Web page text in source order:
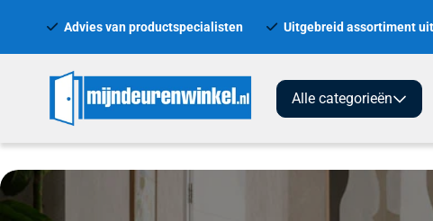
Advies van productspecialisten Uitgebreid assortiment
Alle categorieën